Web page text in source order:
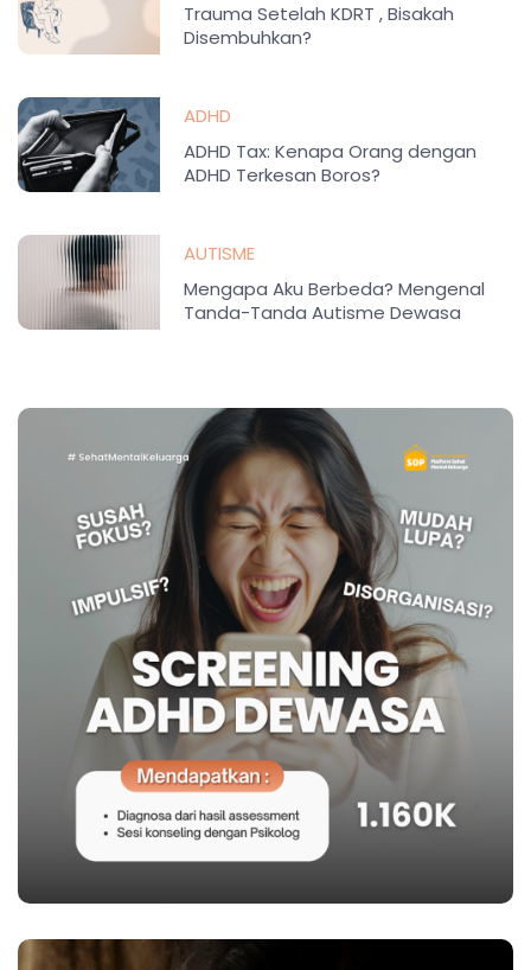
Trauma Setelah KDRT , Bisakah
Disembuhkan?
ADHD
ADHD Tax: Kenapa Orang dengan
ADHD Terkesan Boros?
AUTISME
Mengapa Aku Berbeda? Mengenal
Tanda-Tanda Autisme Dewasa